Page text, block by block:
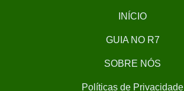
INÍCIO
GUIA NO R7
SOBRE NÓS
Políticas de Privacidade